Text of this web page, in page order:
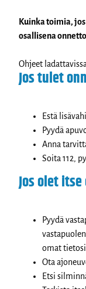
Kuinka toimia,
osallisena
Ohjeet
Jos tulet
Estä
Pyydä
Anna
Soita 112,
Jos olet
Pyydä
omat tietosi
Ota
Etsi